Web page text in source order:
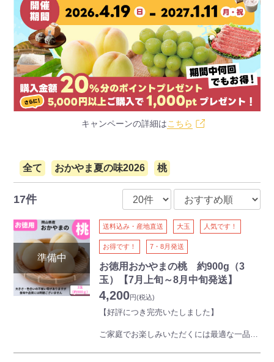
キャンペーンの詳細はこちら
全て おかやま夏の味2026 桃
17件
送料込み・産地直送 大玉 人気です！
お得です！ 7・8月発送
お徳用おかやまの桃 約900g（3
玉）【7月上旬～8月中旬発送】
4,200円(税込)
【好評につき完売いたしました】
ご家庭でお楽しみいただくには最適な一品で
このボリュームでこの価格はご満足いただけ